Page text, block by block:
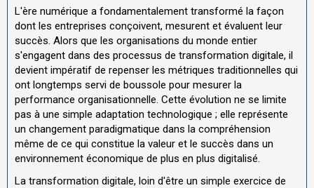
L'ère numérique a fondamentalement transformé la façon
dont les entreprises conçoivent, mesurent et évaluent leur
succès. Alors que les organisations du monde entier
s'engagent dans des processus de transformation digitale, il
devient impératif de repenser les métriques traditionnelles qui
ont longtemps servi de boussole pour mesurer la
performance organisationnelle. Cette évolution ne se limite
pas à une simple adaptation technologique ; elle représente
un changement paradigmatique dans la compréhension
même de ce qui constitue la valeur et le succès dans un
environnement économique de plus en plus digitalisé.
La transformation digitale, loin d'être un simple exercice de